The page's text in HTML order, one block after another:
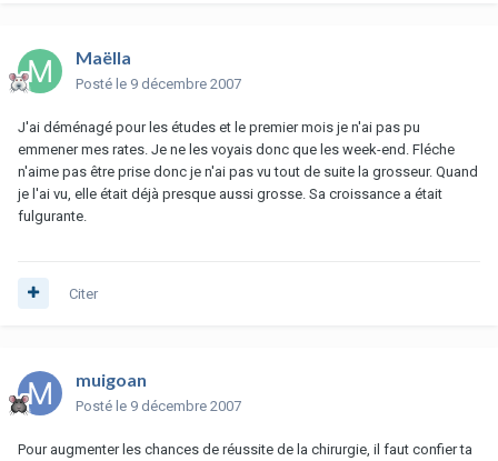
Maëlla
Posté le 9 décembre 2007
J'ai déménagé pour les études et le premier mois je n'ai pas pu
emmener mes rates. Je ne les voyais donc que les week-end. Fléche
n'aime pas être prise donc je n'ai pas vu tout de suite la grosseur. Quand
je l'ai vu, elle était déjà presque aussi grosse. Sa croissance a était
fulgurante.
Citer
muigoan
Posté le 9 décembre 2007
Pour augmenter les chances de réussite de la chirurgie, il faut confier ta